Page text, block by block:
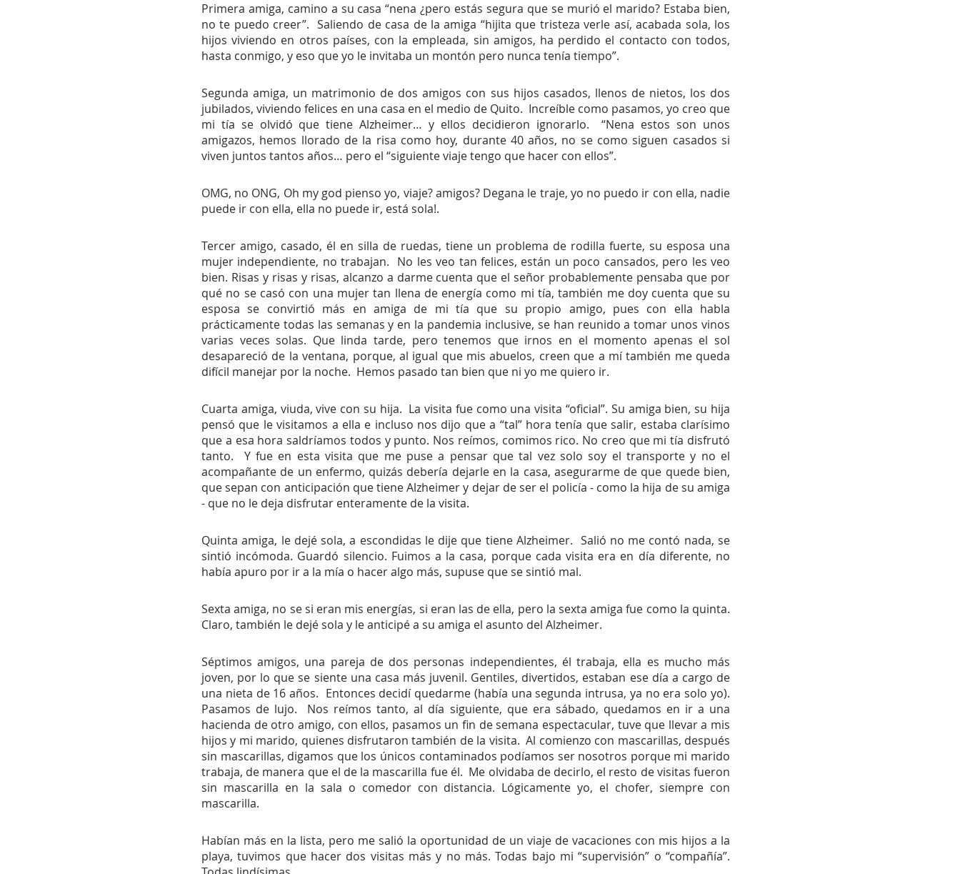
Primera amiga, camino a su casa “nena ¿pero estás segura que se murió el marido? Estaba bien,
no te puedo creer”.  Saliendo de casa de la amiga “hijita que tristeza verle así, acabada sola, los
hijos viviendo en otros países, con la empleada, sin amigos, ha perdido el contacto con todos,
hasta conmigo, y eso que yo le invitaba un montón pero nunca tenía tiempo”.
Segunda amiga, un matrimonio de dos amigos con sus hijos casados, llenos de nietos, los dos
jubilados, viviendo felices en una casa en el medio de Quito.  Increíble como pasamos, yo creo que
mi tía se olvidó que tiene Alzheimer… y ellos decidieron ignorarlo.  “Nena estos son unos
amigazos, hemos llorado de la risa como hoy, durante 40 años, no se como siguen casados si
viven juntos tantos años… pero el “siguiente viaje tengo que hacer con ellos”.
OMG, no ONG, Oh my god pienso yo, viaje? amigos? Degana le traje, yo no puedo ir con ella, nadie
puede ir con ella, ella no puede ir, está sola!.
Tercer amigo, casado, él en silla de ruedas, tiene un problema de rodilla fuerte, su esposa una
mujer independiente, no trabajan.  No les veo tan felices, están un poco cansados, pero les veo
bien. Risas y risas y risas, alcanzo a darme cuenta que el señor probablemente pensaba que por
qué no se casó con una mujer tan llena de energía como mi tía, también me doy cuenta que su
esposa se convirtió más en amiga de mi tía que su propio amigo, pues con ella habla
prácticamente todas las semanas y en la pandemia inclusive, se han reunido a tomar unos vinos
varias veces solas. Que linda tarde, pero tenemos que irnos en el momento apenas el sol
desapareció de la ventana, porque, al igual que mis abuelos, creen que a mí también me queda
difícil manejar por la noche.  Hemos pasado tan bien que ni yo me quiero ir.
Cuarta amiga, viuda, vive con su hija.  La visita fue como una visita “oficial”. Su amiga bien, su hija
pensó que le visitamos a ella e incluso nos dijo que a “tal” hora tenía que salir, estaba clarísimo
que a esa hora saldríamos todos y punto. Nos reímos, comimos rico. No creo que mi tía disfrutó
tanto.  Y fue en esta visita que me puse a pensar que tal vez solo soy el transporte y no el
acompañante de un enfermo, quizás debería dejarle en la casa, asegurarme de que quede bien,
que sepan con anticipación que tiene Alzheimer y dejar de ser el policía - como la hija de su amiga
- que no le deja disfrutar enteramente de la visita.
Quinta amiga, le dejé sola, a escondidas le dije que tiene Alzheimer.  Salió no me contó nada, se
sintió incómoda. Guardó silencio. Fuimos a la casa, porque cada visita era en día diferente, no
había apuro por ir a la mía o hacer algo más, supuse que se sintió mal.
Sexta amiga, no se si eran mis energías, si eran las de ella, pero la sexta amiga fue como la quinta.
Claro, también le dejé sola y le anticipé a su amiga el asunto del Alzheimer.
Séptimos amigos, una pareja de dos personas independientes, él trabaja, ella es mucho más
joven, por lo que se siente una casa más juvenil. Gentiles, divertidos, estaban ese día a cargo de
una nieta de 16 años.  Entonces decidí quedarme (había una segunda intrusa, ya no era solo yo).
Pasamos de lujo.  Nos reímos tanto, al día siguiente, que era sábado, quedamos en ir a una
hacienda de otro amigo, con ellos, pasamos un fin de semana espectacular, tuve que llevar a mis
hijos y mi marido, quienes disfrutaron también de la visita.  Al comienzo con mascarillas, después
sin mascarillas, digamos que los únicos contaminados podíamos ser nosotros porque mi marido
trabaja, de manera que el de la mascarilla fue él.  Me olvidaba de decirlo, el resto de visitas fueron
sin mascarilla en la sala o comedor con distancia. Lógicamente yo, el chofer, siempre con
mascarilla.
Habían más en la lista, pero me salió la oportunidad de un viaje de vacaciones con mis hijos a la
playa, tuvimos que hacer dos visitas más y no más. Todas bajo mi “supervisión” o “compañía”.